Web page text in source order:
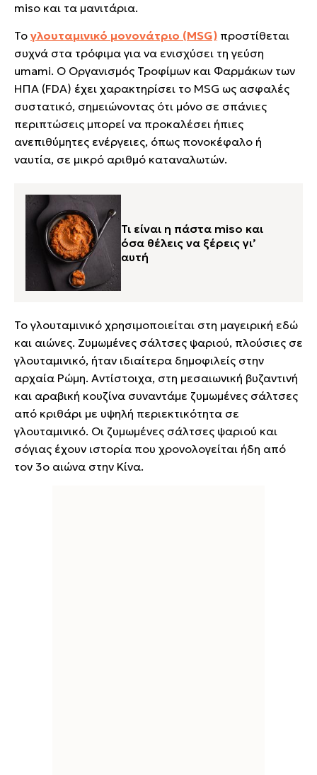
miso και τα μανιτάρια.
Το γλουταμινικό μονονάτριο (MSG) προστίθεται
συχνά στα τρόφιμα για να ενισχύσει τη γεύση
umami. Ο Οργανισμός Τροφίμων και Φαρμάκων των
ΗΠΑ (FDA) έχει χαρακτηρίσει το MSG ως ασφαλές
συστατικό, σημειώνοντας ότι μόνο σε σπάνιες
περιπτώσεις μπορεί να προκαλέσει ήπιες
ανεπιθύμητες ενέργειες, όπως πονοκέφαλο ή
ναυτία, σε μικρό αριθμό καταναλωτών.
Τι είναι η πάστα miso και
όσα θέλεις να ξέρεις γι’
αυτή
Το γλουταμινικό χρησιμοποιείται στη μαγειρική εδώ
και αιώνες. Ζυμωμένες σάλτσες ψαριού, πλούσιες σε
γλουταμινικό, ήταν ιδιαίτερα δημοφιλείς στην
αρχαία Ρώμη. Αντίστοιχα, στη μεσαιωνική βυζαντινή
και αραβική κουζίνα συναντάμε ζυμωμένες σάλτσες
από κριθάρι με υψηλή περιεκτικότητα σε
γλουταμινικό. Οι ζυμωμένες σάλτσες ψαριού και
σόγιας έχουν ιστορία που χρονολογείται ήδη από
τον 3ο αιώνα στην Κίνα.